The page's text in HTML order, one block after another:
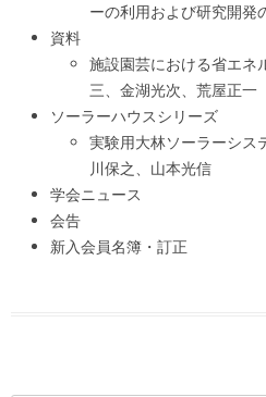
ーの利用および研究開発
資料
施設園芸における省エネ
三、金湖光次、荒屋正一
ソーラーハウスシリーズ
実験用大林ソーラーシス
川保之、山本光信
学会ニュース
会告
新入会員名簿・訂正